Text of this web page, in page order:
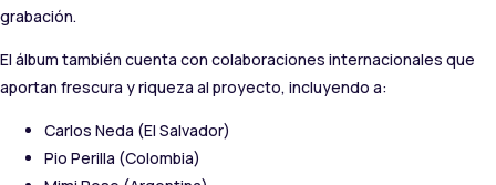
grabación.
El álbum también cuenta con colaboraciones internacionales que
aportan frescura y riqueza al proyecto, incluyendo a:
Carlos Neda (El Salvador)
Pio Perilla (Colombia)